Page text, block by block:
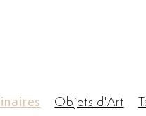
Objets d'Art